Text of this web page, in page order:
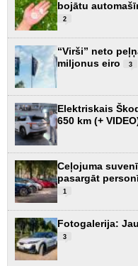
bojātu
2
“Virši” neto
miljonus eiro
3
Elektriskais
650 km (+
Ceļojuma
pasargāt
1
Fotogalerija:
3